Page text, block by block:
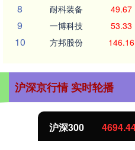
8 耐科装备 49.67
9 一博科技 53.33
10 方邦股份 146.16
沪深京行情 实时轮播
北证50 1134.24